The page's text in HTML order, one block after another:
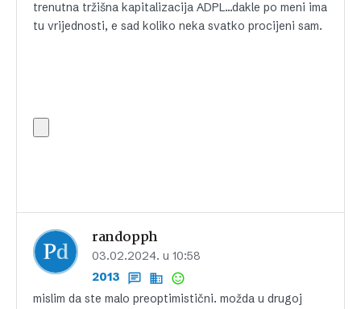
trenutna tržišna kapitalizacija ADPL…dakle po meni ima
tu vrijednosti, e sad koliko neka svatko procijeni sam.
randopph
03.02.2024. u 10:58
2013
mislim da ste malo preoptimistični. možda u drugoj